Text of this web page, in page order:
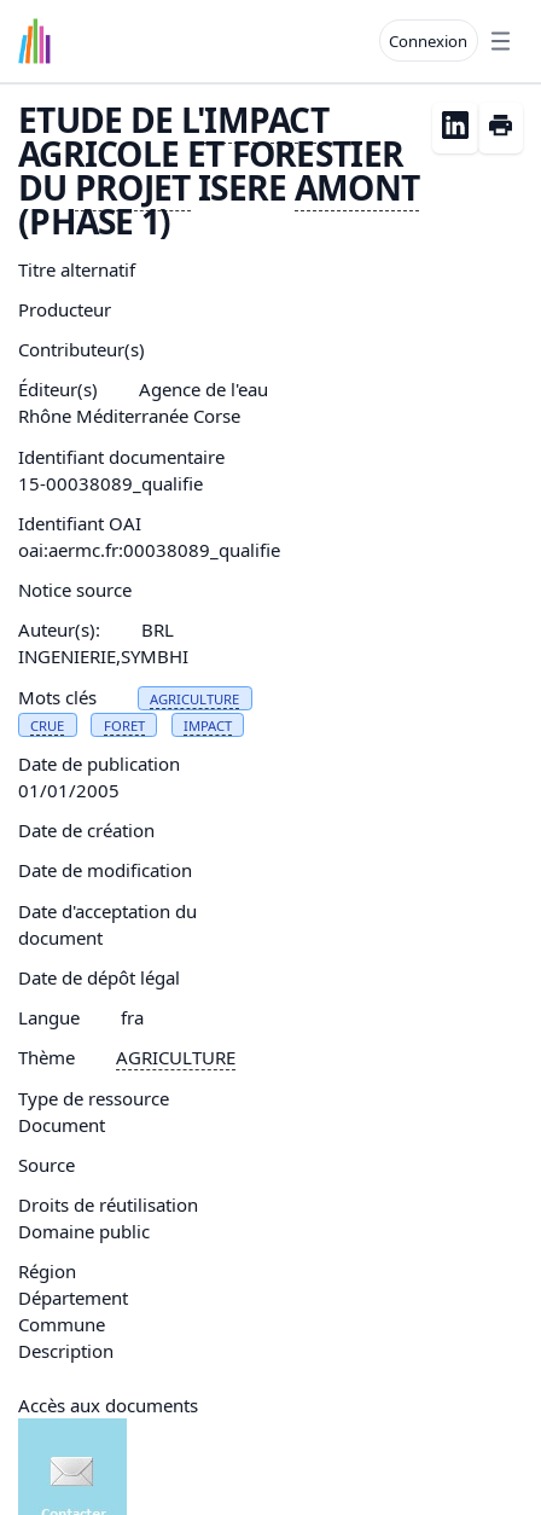
Connexion
ETUDE DE L'IMPACT
AGRICOLE ET FORESTIER
DU PROJETISERE AMONT
(PHASE 1)
Titre alternatif
Producteur
Contributeur(s)
Éditeur(s)
Agence de l'eau
Rhône Méditerranée Corse
Identifiant documentaire
15-00038089_qualifie
Identifiant OAI
oai:aermc.fr:00038089_qualifie
Notice source
Auteur(s):
BRL
INGENIERIE,SYMBHI
Mots clés
AGRICULTURE
CRUE
FORET IMPACT
Date de publication
01/01/2005
Date de création
Date de modification
Date d'acceptation du
document
Date de dépôt légal
Langue
fra
Thème
AGRICULTURE
Type de ressource
Document
Source
Droits de réutilisation
Domaine public
Région
Département
Commune
Description
Accès aux documents